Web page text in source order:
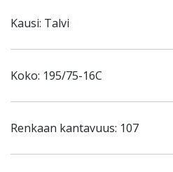
Kausi: Talvi
Koko: 195/75-16C
Renkaan kantavuus: 107